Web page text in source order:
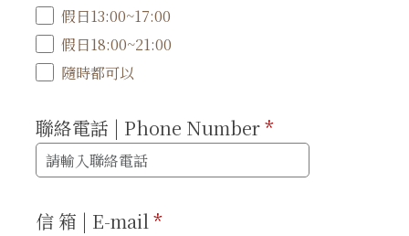
假日13:00~17:00
假日18:00~21:00
隨時都可以
聯絡電話 | Phone Number*
信 箱 | E-mail*